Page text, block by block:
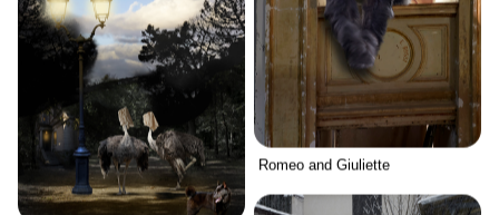
Romeo and Giuliette